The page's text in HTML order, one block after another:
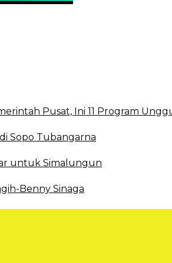
Pusat, Ini 11 Program
Sopo Tubangarna
untuk Simalungun
Benny Sinaga